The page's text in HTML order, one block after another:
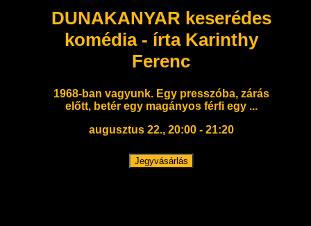
DUNAKANYAR keserédes
komédia - írta Karinthy
Ferenc
1968-ban vagyunk. Egy presszóba, zárás
előtt, betér egy magányos férfi egy ...
augusztus 22., 20:00 - 21:20
Jegyvásárlás